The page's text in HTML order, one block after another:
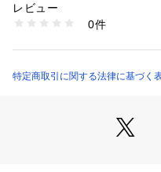
ンゴム　　表面加工：内面（本
／焼付塗装、蓋／焼付塗装
洗濯：食器洗浄機不可
商品番号：1105900000003 （モ
レビュー
0件
特定商取引に関する法律に基づく